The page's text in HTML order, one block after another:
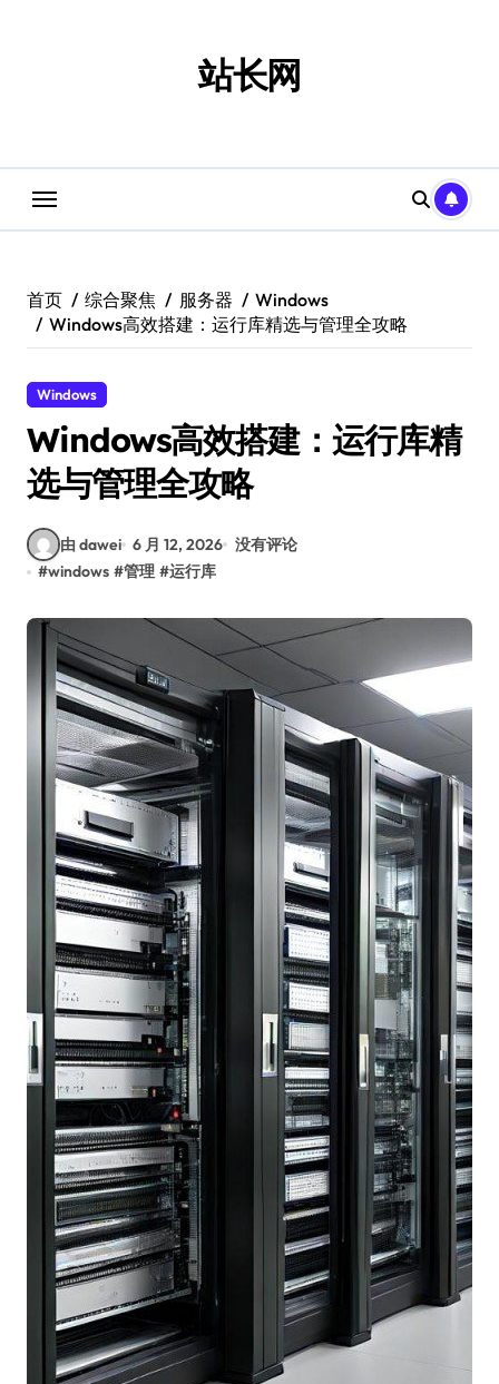
站长网
首页 综合聚焦 服务器
Windows
Windows高效搭建：运行库精选与管理全攻略
Windows
Windows高效搭建：运行库精
选与管理全攻略
由 dawei 6 月 12, 2026 没有评论
#windows #管理 #运行库